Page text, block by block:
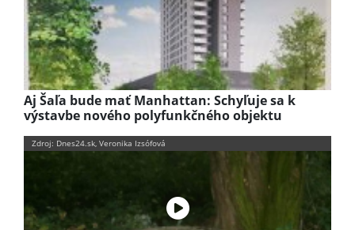
Aj Šaľa bude mať Manhattan: Schyľuje sa k
výstavbe nového polyfunkčného objektu
Zdroj: Dnes24.sk, Veronika Izsófová